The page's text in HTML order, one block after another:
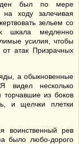
был по мере
на ходу залечивая
зельем со
шкала медленно
усилия, чтобы
от атак Призрачных
а обыкновенные
видел несколько
из боков
и щелчки плетки
воинственный рев
было любо-дорого